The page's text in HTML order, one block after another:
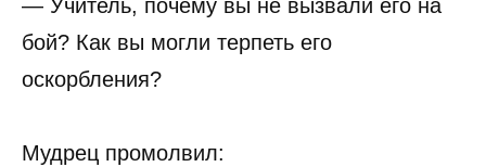
— Учитель, почему вы не вызвали его на
бой? Как вы могли терпеть его
оскорбления?
Мудрец промолвил: